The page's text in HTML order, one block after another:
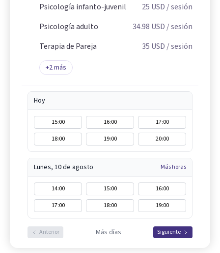
Psicología infanto-juvenil
25 USD / sesión
Psicología adulto
34.98 USD / sesión
Terapia de Pareja
35 USD / sesión
+2más
Hoy
15:00 16:00
17:00
18:00
19:00 20:00
Lunes, 10 de agosto Más horas
14:00 15:00
16:00
17:00
18:00 19:00
Anterior Más días Siguiente